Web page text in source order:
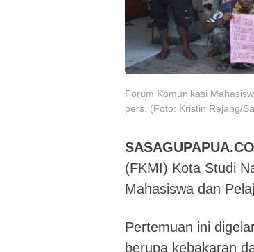
Forum Komunikasi
pers. (Foto: Kristin Rejang/
(FKMI) Kota Studi
Mahasiswa dan
Pertemuan ini
berupa kebakaran